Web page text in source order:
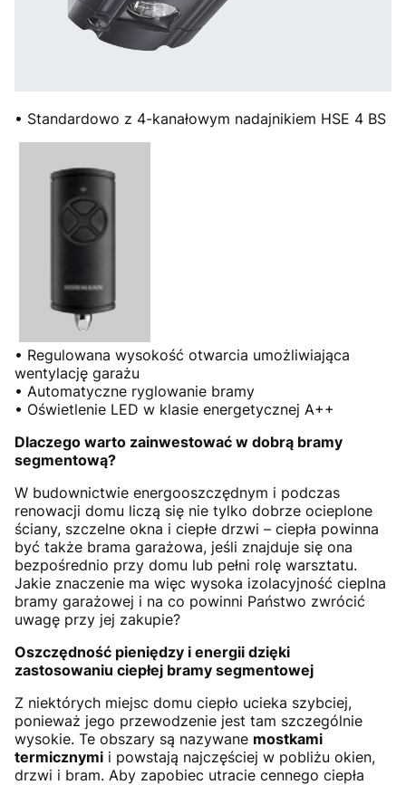
• Standardowo z 4-kanałowym nadajnikiem HSE 4 BS
• Regulowana wysokość otwarcia umożliwiająca
wentylację garażu
• Automatyczne ryglowanie bramy
• Oświetlenie LED w klasie energetycznej A++
Dlaczego warto zainwestować w dobrą bramy
segmentową?
W budownictwie energooszczędnym i podczas
renowacji domu liczą się nie tylko dobrze ocieplone
ściany, szczelne okna i ciepłe drzwi – ciepła powinna
być także brama garażowa, jeśli znajduje się ona
bezpośrednio przy domu lub pełni rolę warsztatu.
Jakie znaczenie ma więc wysoka izolacyjność cieplna
bramy garażowej i na co powinni Państwo zwrócić
uwagę przy jej zakupie?
Oszczędność pieniędzy i energii dzięki
zastosowaniu ciepłej bramy segmentowej
Z niektórych miejsc domu ciepło ucieka szybciej,
ponieważ jego przewodzenie jest tam szczególnie
wysokie. Te obszary są nazywane mostkami
termicznymi i powstają najczęściej w pobliżu okien,
drzwi i bram. Aby zapobiec utracie cennego ciepła